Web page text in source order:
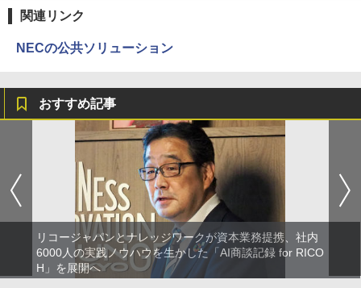
関連リンク
NECの公共ソリューション
おすすめ記事
リコージャパンとナレッジワークが資本業務提携、社内
6000人の実践ノウハウを生かした「AI商談記録 for RICO
H」を展開へ